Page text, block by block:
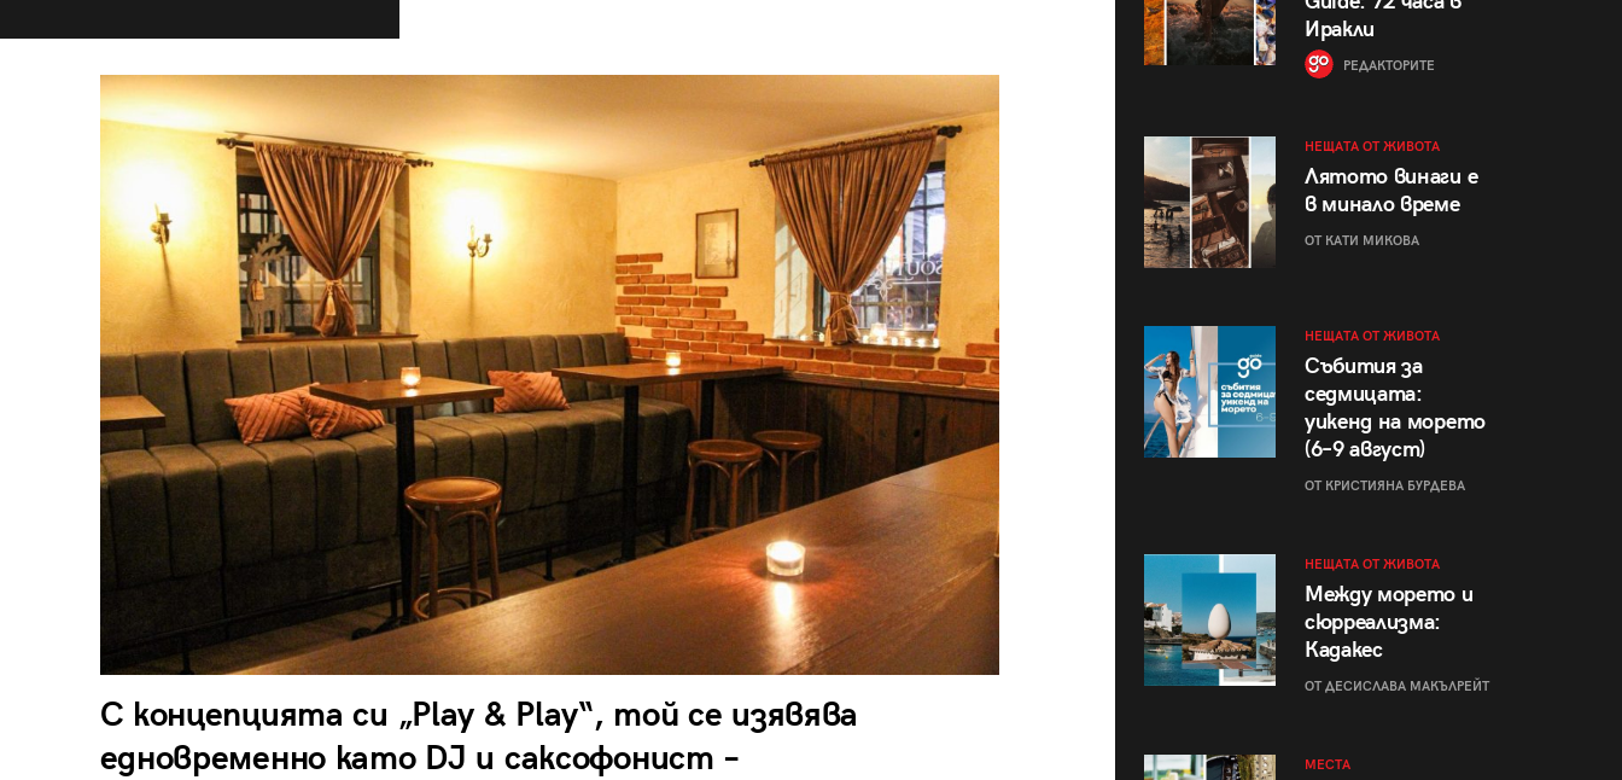
С концепцията си „Play & Play“, той се изявява
едновременно като DJ и саксофонист –
Иракли
РЕДАКТОРИТЕ
НЕЩАТА ОТ ЖИВОТА
Лятото винаги е
в минало време
ОТ КАТИ МИКОВА
НЕЩАТА ОТ ЖИВОТА
Събития за
седмицата:
уикенд на морето
(6–9 август)
ОТ КРИСТИЯНА БУРДЕВА
НЕЩАТА ОТ ЖИВОТА
Между морето и
сюрреализма:
Кадакес
ОТ ДЕСИСЛАВА МАКЪЛРЕЙТ
МЕСТА